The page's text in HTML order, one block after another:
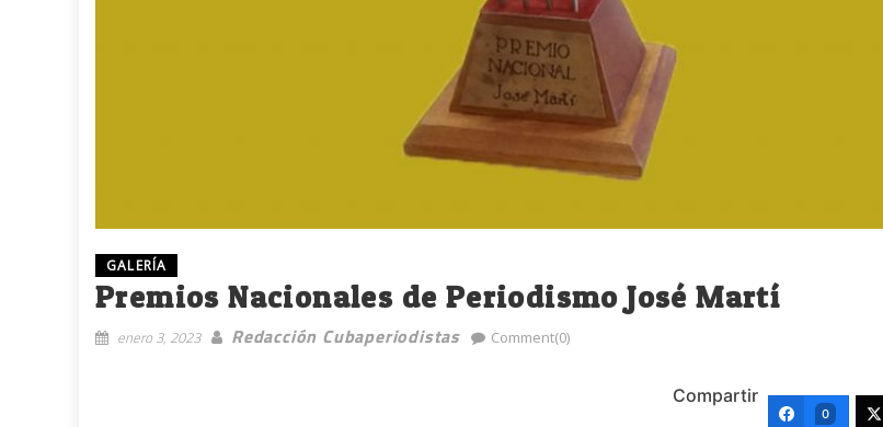
GALERÍA
Premios Nacionales de Periodismo José Martí
enero 3, 2023 Redacción Cubaperiodistas Comment(0)
Compartir
0